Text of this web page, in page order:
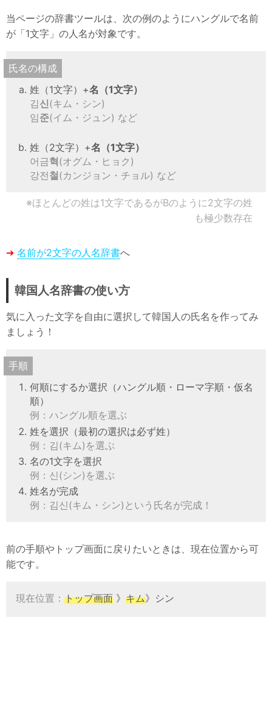
韓国語
韓国エンタメ
韓国資料・データ
韓国関連サイト
用語集
サイトマップ
当ページの辞書ツールは、次の例のようにハングルで名前
が「1文字」の人名が対象です。
氏名の構成
姓（1文字）+名（1文字）
김신(キム・シン)
임준(イム・ジュン) など
姓（2文字）+名（1文字）
어금혁(オグム・ヒョク)
강전철(カンジョン・チョル) など
※ほとんどの姓は1文字であるがBのように2文字の姓
も極少数存在
➔名前が2文字の人名辞書へ
韓国人名辞書の使い方
気に入った文字を自由に選択して韓国人の氏名を作ってみ
ましょう！
手順
何順にするか選択（ハングル順・ローマ字順・仮名
順）
例：ハングル順を選ぶ
姓を選択（最初の選択は必ず姓）
例：김(キム)を選ぶ
名の1文字を選択
例：신(シン)を選ぶ
姓名が完成
例：김신(キム・シン)という氏名が完成！
前の手順やトップ画面に戻りたいときは、現在位置から可
能です。
現在位置：トップ画面 》キム》シン